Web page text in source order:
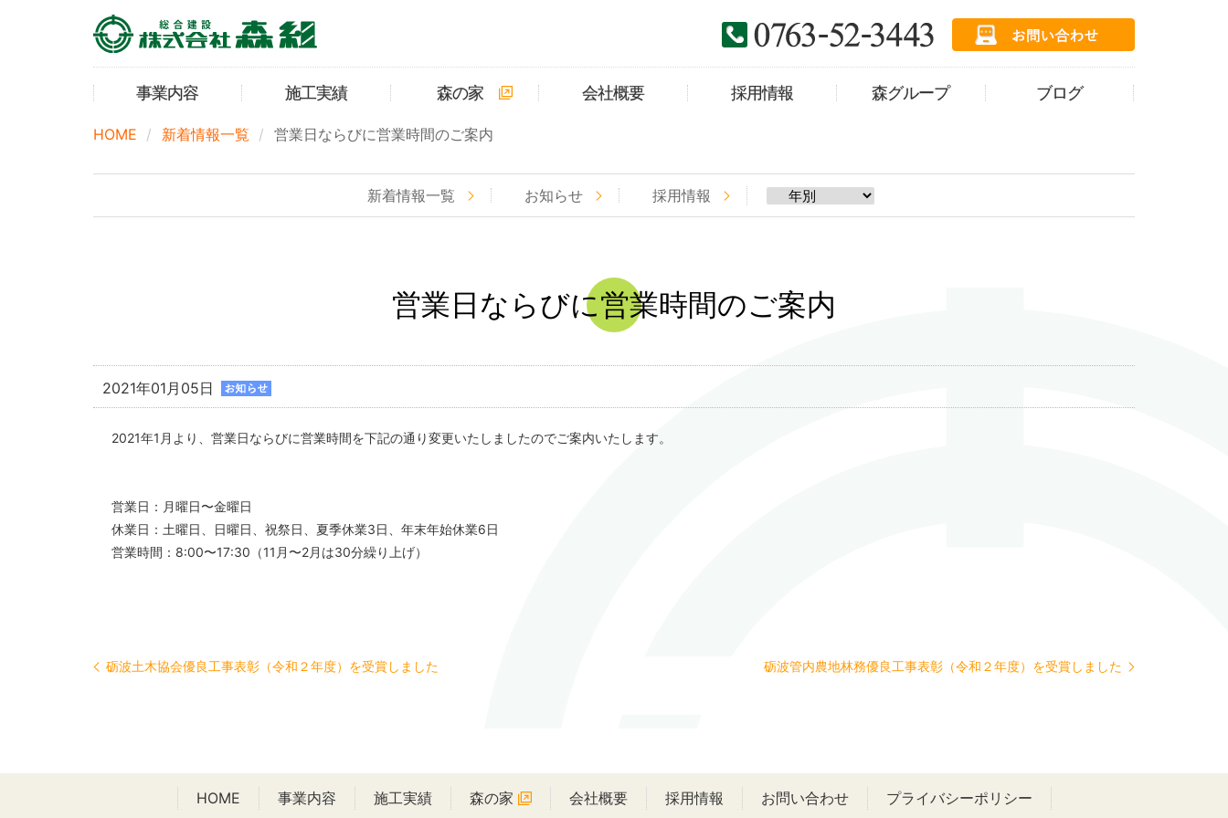
事業内容 施工実績 森の家 会社概要 採用情報 森グループ ブログ
HOME 新着情報一覧 営業日ならびに営業時間のご案内
新着情報一覧 お知らせ 採用情報
営業日ならびに営業時間のご案内
2021年01月05日
2021年1月より、営業日ならびに営業時間を下記の通り変更いたしましたのでご案内いたします。
営業日：月曜日〜金曜日
休業日：土曜日、日曜日、祝祭日、夏季休業3日、年末年始休業6日
営業時間：8:00〜17:30（11月〜2月は30分繰り上げ）
砺波土木協会優良工事表彰（令和２年度）を受賞しました 砺波管内農地林務優良工事表彰（令和２年度）を受賞しました
HOME 事業内容 施工実績 森の家 会社概要 採用情報 お問い合わせ プライバシーポリシー